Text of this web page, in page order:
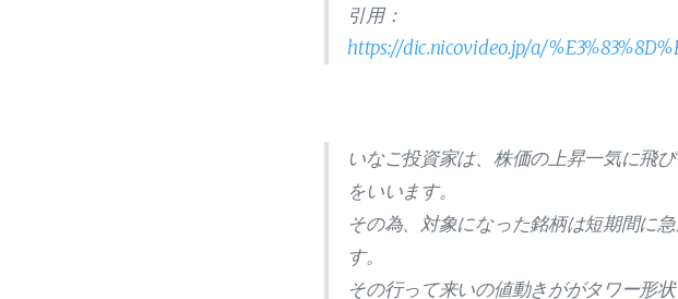
引用：
https://dic.nicovideo.jp/a/
いなご投資家は、株価の上昇一気に飛
をいいます。
その為、対象になった銘柄は短期間に
す。
その行って来いの値動きががタワー形